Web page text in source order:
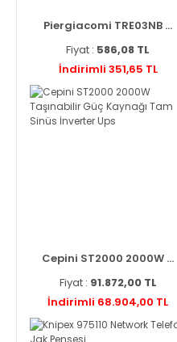
Piergiacomi TRE03NB ...
Fiyat : 586,08 TL
İndirimli 351,65 TL
Cepini ST2000 2000W ...
Fiyat : 91.872,00 TL
İndirimli 68.904,00 TL